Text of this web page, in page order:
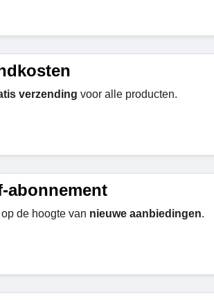
verzending voor alle producten.
abonnement
de hoogte van nieuwe aanbiedingen.